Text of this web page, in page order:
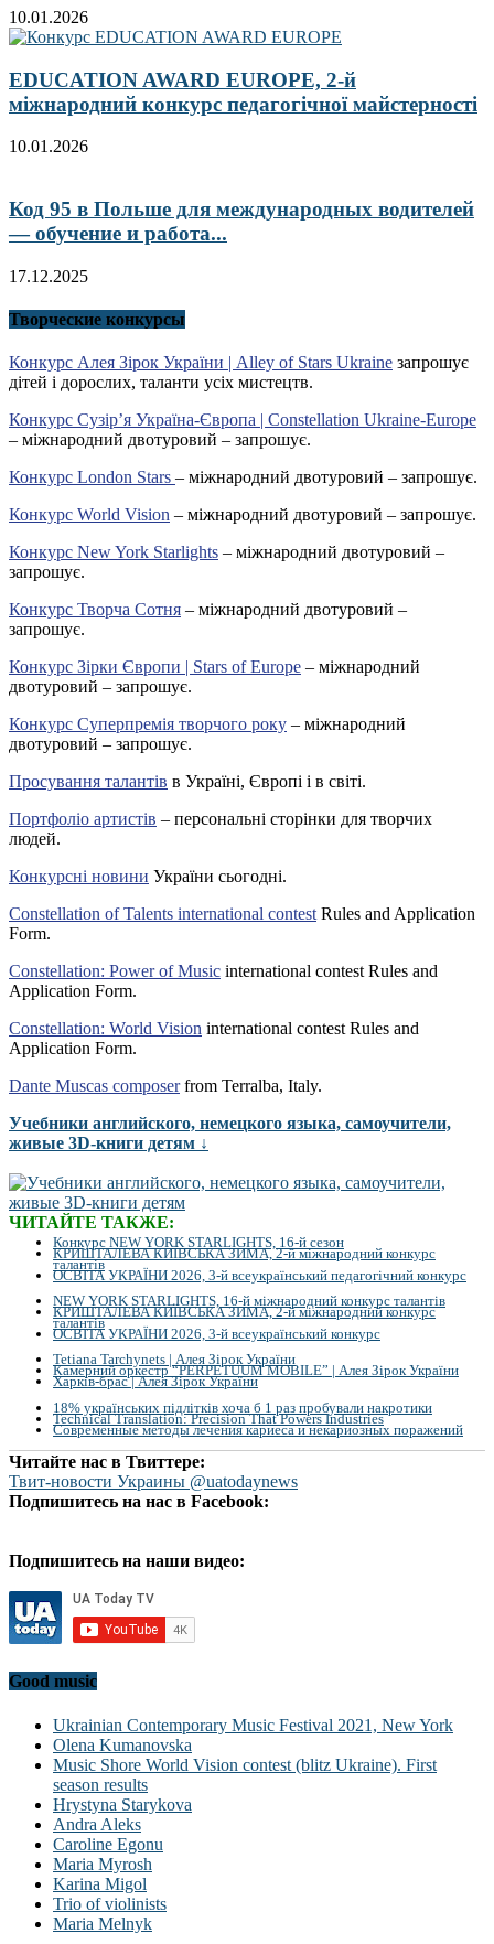
10.01.2026
EDUCATION AWARD EUROPE, 2-й
міжнародний конкурс педагогічної майстерності
10.01.2026
Код 95 в Польше для международных водителей
— обучение и работа...
17.12.2025
Творческие конкурсы
Конкурс Алея Зірок України | Alley of Stars Ukraine запрошує
дітей і дорослих, таланти усіх мистецтв.
Конкурс Сузір’я Україна-Європа | Constellation Ukraine-Europe
– міжнародний двотуровий – запрошує.
Конкурс London Stars – міжнародний двотуровий – запрошує.
Конкурс World Vision – міжнародний двотуровий – запрошує.
Конкурс New York Starlights – міжнародний двотуровий –
запрошує.
Конкурс Творча Сотня – міжнародний двотуровий –
запрошує.
Конкурс Зірки Європи | Stars of Europe – міжнародний
двотуровий – запрошує.
Конкурс Суперпремія творчого року – міжнародний
двотуровий – запрошує.
Просування талантів в Україні, Європі і в світі.
Портфоліо артистів – персональні сторінки для творчих
людей.
Конкурсні новини України сьогодні.
Constellation of Talents international contestRules and Application
Form.
Constellation: Power of Music international contest Rules and
Application Form.
Constellation: World Vision international contest Rules and
Application Form.
Dante Muscas composerfrom Terralba, Italy.
Учебники английского, немецкого языка, самоучители,
живые 3D-книги детям ↓
ЧИТАЙТЕ ТАКЖЕ:
Конкурс NEW YORK STARLIGHTS, 16-й сезон
КРИШТАЛЕВА КИЇВСЬКА ЗИМА, 2-й міжнародний конкурс
талантів
ОСВІТА УКРАЇНИ 2026, 3-й всеукраїнський педагогічний конкурс
NEW YORK STARLIGHTS, 16-й міжнародний конкурс талантів
КРИШТАЛЕВА КИЇВСЬКА ЗИМА, 2-й міжнародний конкурс
талантів
ОСВІТА УКРАЇНИ 2026, 3-й всеукраїнський конкурс
Tetiana Tarchynets | Алея Зірок України
Камерний оркестр “PERPETUUM MOBILE” | Алея Зірок України
Харків-брас | Алея Зірок України
18% українських підлітків хоча б 1 раз пробували накротики
Technical Translation: Precision That Powers Industries
Современные методы лечения кариеса и некариозных поражений
Читайте нас в Твиттере:
Твит-новости Украины @uatodaynews
Подпишитесь на нас в Facebook:
Подпишитесь на наши видео:
Good music
Ukrainian Contemporary Music Festival 2021, New York
Olena Kumanovska
Music Shore World Vision contest (blitz Ukraine). First
season results
Hrystyna Starykova
Andra Aleks
Caroline Egonu
Maria Myrosh
Karina Migol
Trio of violinists
Maria Melnyk